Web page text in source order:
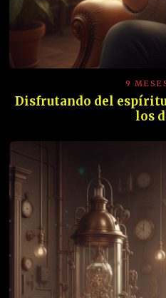
9
Disfrutando del
los